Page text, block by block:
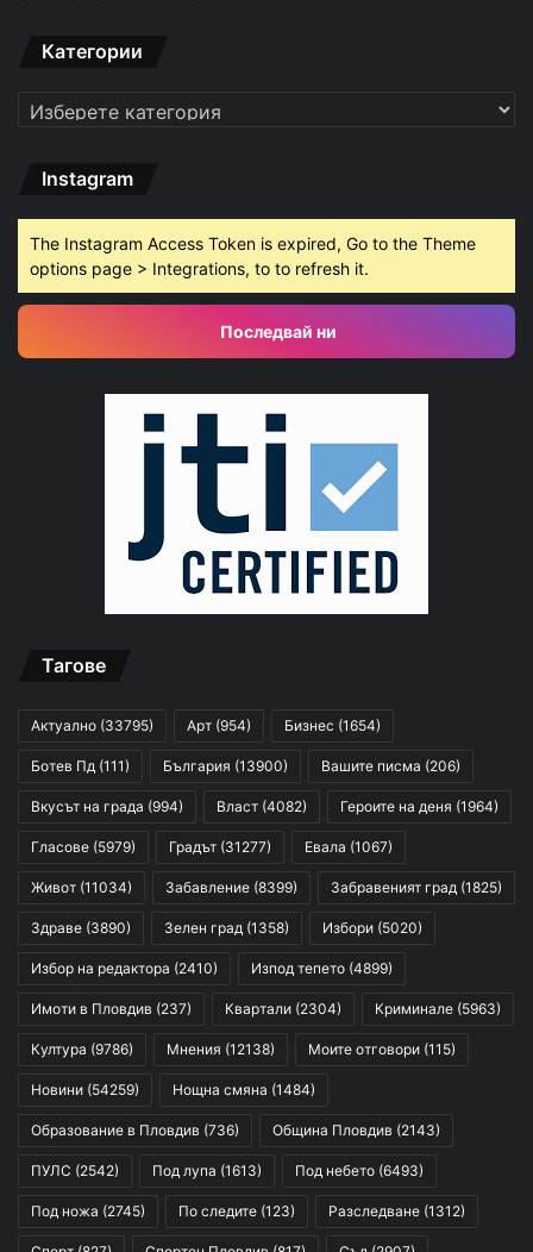
Категории
Категории
Instagram
The Instagram Access Token is expired, Go to the Theme
options page > Integrations, to to refresh it.
Последвай ни
Тагове
Актуално (33795) Арт (954) Бизнес (1654)
Ботев Пд (111) България (13900) Вашите писма (206)
Вкусът на града (994) Власт (4082) Героите на деня (1964)
Гласове (5979) Градът (31277) Евала (1067)
Живот (11034) Забавление (8399) Забравеният град (1825)
Здраве (3890) Зелен град (1358) Избори (5020)
Избор на редактора (2410) Изпод тепето (4899)
Имоти в Пловдив (237) Квартали (2304) Криминале (5963)
Култура (9786) Мнения (12138) Моите отговори (115)
Новини (54259) Нощна смяна (1484)
Образование в Пловдив (736) Община Пловдив (2143)
ПУЛС (2542) Под лупа (1613) Под небето (6493)
Под ножа (2745) По следите (123) Разследване (1312)